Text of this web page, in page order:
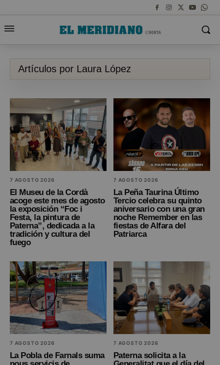
Artículos por Laura López
7 AGOSTO 2026
El Museu de la Cordà
acoge este mes de agosto
la exposición “Foc i
Festa, la pintura de
Paterna”, dedicada a la
tradición y cultura del
fuego
7 AGOSTO 2026
La Peña Taurina Último
Tercio celebra su quinto
aniversario con una gran
noche Remember en las
fiestas de Alfara del
Patriarca
7 AGOSTO 2026
La Pobla de Farnals suma
7 AGOSTO 2026
Paterna solicita a la